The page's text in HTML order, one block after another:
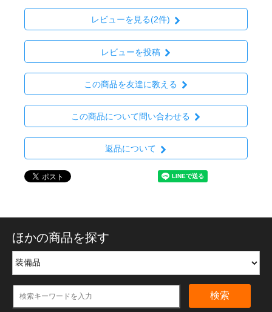
レビューを見る(2件)
レビューを投稿
この商品を友達に教える
この商品について問い合わせる
返品について
ほかの商品を探す
検索